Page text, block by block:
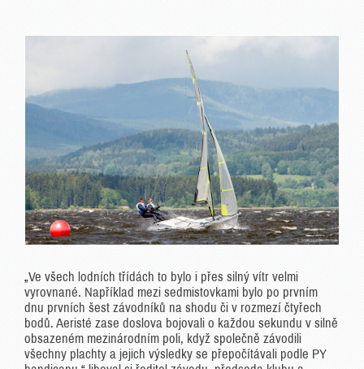
„Ve všech lodních třídách to bylo i přes silný vítr velmi
vyrovnané. Například mezi sedmistovkami bylo po prvním
dnu prvních šest závodníků na shodu či v rozmezí čtyřech
bodů. Aeristé zase doslova bojovali o každou sekundu v silně
obsazeném mezinárodním poli, když společně závodili
všechny plachty a jejich výsledky se přepočítávali podle PY